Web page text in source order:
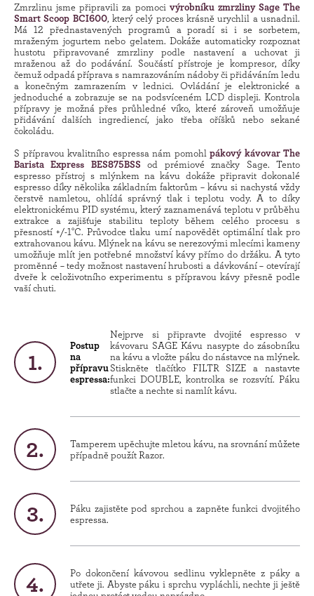
Zmrzlinu jsme připravili za pomoci výrobníku zmrzliny Sage The
Smart Scoop BCI600, který celý proces krásně urychlil a usnadnil.
Má 12 přednastavených programů a poradí si i se sorbetem,
mraženým jogurtem nebo gelatem. Dokáže automaticky rozpoznat
hustotu připravované zmrzliny podle nastavení a uchovat ji
mraženou až do podávání. Součástí přístroje je kompresor, díky
čemuž odpadá příprava s namrazováním nádoby či přidáváním ledu
a konečným zamrazením v lednici. Ovládání je elektronické a
jednoduché a zobrazuje se na podsvíceném LCD displeji. Kontrola
přípravy je možná přes průhledné víko, které zároveň umožňuje
přidávání dalších ingrediencí, jako třeba oříšků nebo sekané
čokoládu.
S přípravou kvalitního espressa nám pomohl pákový kávovar The
Barista Express BES875BSS od prémiové značky Sage. Tento
espresso přístroj s mlýnkem na kávu dokáže připravit dokonalé
espresso díky několika základním faktorům – kávu si nachystá vždy
čerstvě namletou, ohlídá správný tlak i teplotu vody. A to díky
elektronickému PID systému, který zaznamenává teplotu v průběhu
extrakce a zajišťuje stabilitu teploty během celého procesu s
přesností +/-1°C. Průvodce tlaku umí napovědět optimální tlak pro
extrahovanou kávu. Mlýnek na kávu se nerezovými mlecími kameny
umožňuje mlít jen potřebné množství kávy přímo do držáku. A tyto
proměnné – tedy možnost nastavení hrubosti a dávkování – otevírají
dveře k celoživotního experimentu s přípravou kávy přesně podle
vaší chuti.
Postup
na
přípravu
espressa:
Nejprve si připravte dvojité espresso v
kávovaru SAGE Kávu nasypte do zásobníku
na kávu a vložte páku do nástavce na mlýnek.
Stiskněte tlačítko FILTR SIZE a nastavte
funkci DOUBLE, kontrolka se rozsvítí. Páku
stlačte a nechte si namlít kávu.
Tamperem upěchujte mletou kávu, na srovnání můžete
případně použít Razor.
Páku zajistěte pod sprchou a zapněte funkci dvojitého
espressa.
Po dokončení kávovou sedlinu vyklepněte z páky a
utřete ji. Abyste páku i sprchu vypláchli, nechte ji ještě